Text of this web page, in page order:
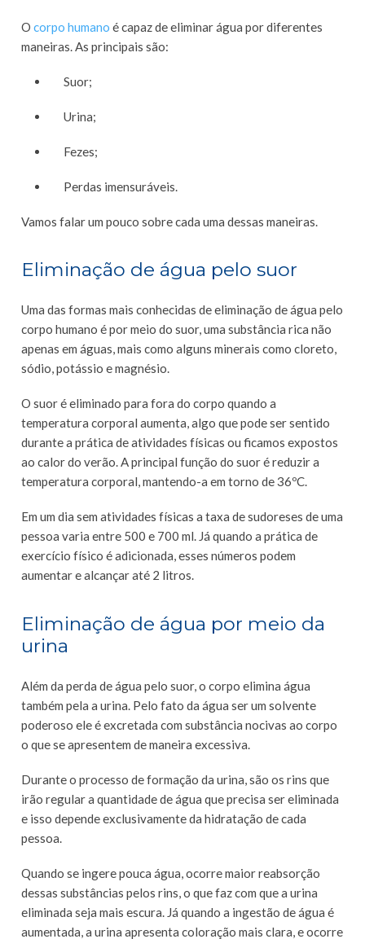
O corpo humano é capaz de eliminar água por diferentes
maneiras. As principais são:
Suor;
Urina;
Fezes;
Perdas imensuráveis.
Vamos falar um pouco sobre cada uma dessas maneiras.
Eliminação de água pelo suor
Uma das formas mais conhecidas de eliminação de água pelo
corpo humano é por meio do suor, uma substância rica não
apenas em águas, mais como alguns minerais como cloreto,
sódio, potássio e magnésio.
O suor é eliminado para fora do corpo quando a
temperatura corporal aumenta, algo que pode ser sentido
durante a prática de atividades físicas ou ficamos expostos
ao calor do verão. A principal função do suor é reduzir a
temperatura corporal, mantendo-a em torno de 36ºC.
Em um dia sem atividades físicas a taxa de sudoreses de uma
pessoa varia entre 500 e 700 ml. Já quando a prática de
exercício físico é adicionada, esses números podem
aumentar e alcançar até 2 litros.
Eliminação de água por meio da
urina
Além da perda de água pelo suor, o corpo elimina água
também pela a urina. Pelo fato da água ser um solvente
poderoso ele é excretada com substância nocivas ao corpo
o que se apresentem de maneira excessiva.
Durante o processo de formação da urina, são os rins que
irão regular a quantidade de água que precisa ser eliminada
e isso depende exclusivamente da hidratação de cada
pessoa.
Quando se ingere pouca água, ocorre maior reabsorção
dessas substâncias pelos rins, o que faz com que a urina
eliminada seja mais escura. Já quando a ingestão de água é
aumentada, a urina apresenta coloração mais clara, e ocorre